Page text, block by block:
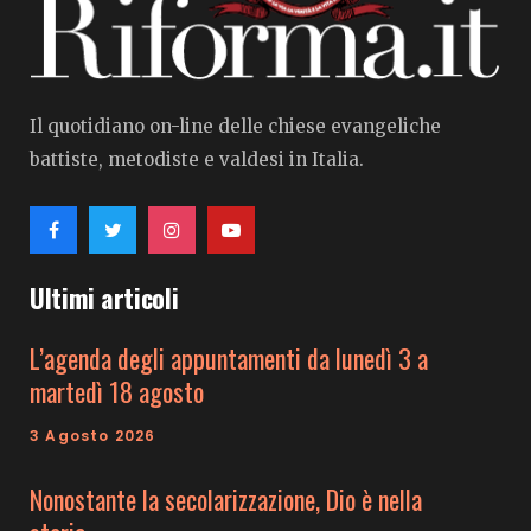
Il quotidiano on-line delle chiese evangeliche
battiste, metodiste e valdesi in Italia.
Ultimi articoli
L’agenda degli appuntamenti da lunedì 3 a
martedì 18 agosto
3 Agosto 2026
Nonostante la secolarizzazione, Dio è nella